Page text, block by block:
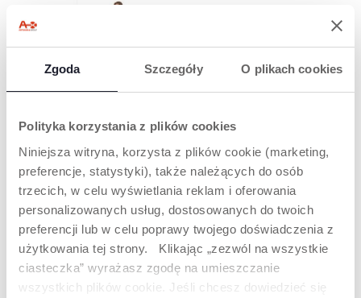
Zgoda Szczegóły O plikach cookies
Polityka korzystania z plików cookies
Niniejsza witryna, korzysta z plików cookie (marketing,
preferencje, statystyki), także należących do osób
trzecich, w celu wyświetlania reklam i oferowania
personalizowanych usług, dostosowanych do twoich
preferencji lub w celu poprawy twojego doświadczenia z
użytkowania tej strony. Klikając „zezwól na wszystkie
ciasteczka” wyrażasz zgodę na umieszczanie
wszystkich plików cookie. Jeśli chcesz dowiedzieć się
REGULOWANE
Krzesełko wyposażone
jest w praktyczną
zdejmowaną i
regulowaną tacę.
Najwyższy poziom
bezpieczeństwa
zapewniony jest dzięki
pasom,
przytwierdzającym
krzesełko do krzesła
oraz 3-punktowym